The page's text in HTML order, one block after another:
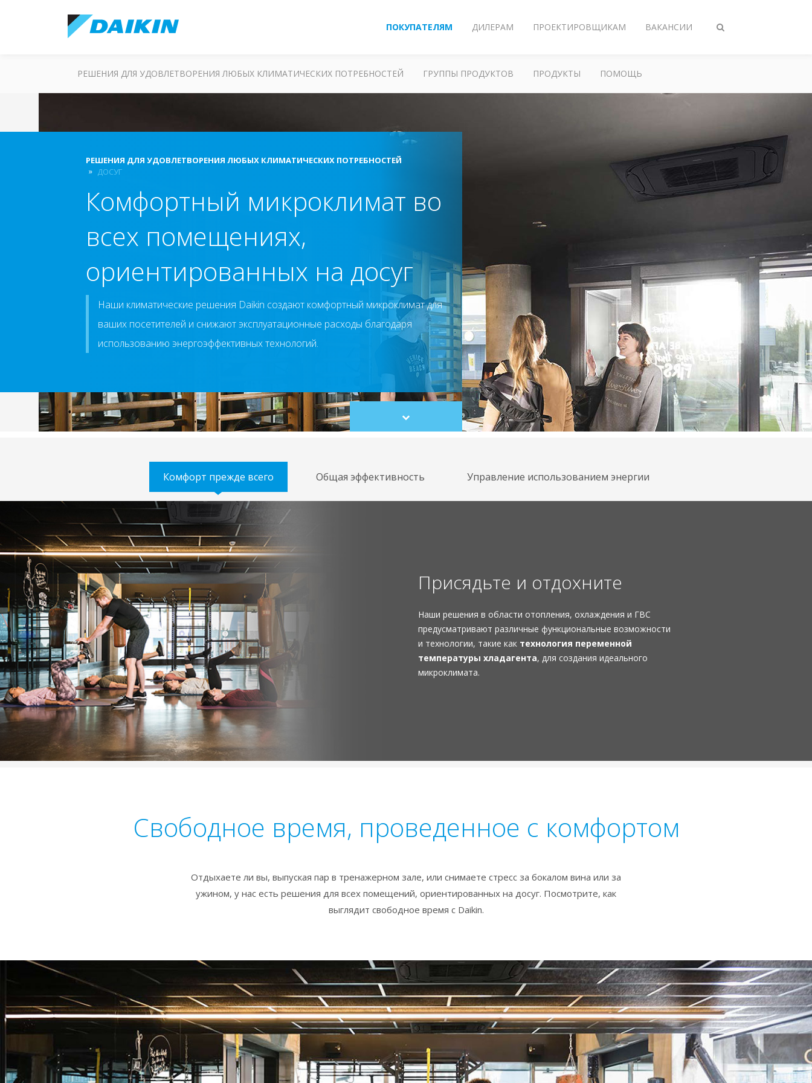
Переключить
ПОКУПАТЕЛЯМ ДИЛЕРАМ ПРОЕКТИРОВЩИКАМ ВАКАНСИИ
РЕШЕНИЯ ДЛЯ УДОВЛЕТВОРЕНИЯ ЛЮБЫХ КЛИМАТИЧЕСКИХ ПОТРЕБНОСТЕЙ ГРУППЫ ПРОДУКТОВ ПРОДУКТЫ ПОМОЩЬ
РЕШЕНИЯ ДЛЯ УДОВЛЕТВОРЕНИЯ ЛЮБЫХ КЛИМАТИЧЕСКИХ ПОТРЕБНОСТЕЙ
ДОСУГ
Комфортный микроклимат во
всех помещениях,
ориентированных на досуг
Наши климатические решения Daikin создают комфортный микроклимат для
ваших посетителей и снижают эксплуатационные расходы благодаря
использованию энергоэффективных технологий.
Scroll
to
Комфорт прежде всего Общая эффективность Управление использованием энергии
Присядьте и отдохните
Наши решения в области отопления, охлаждения и ГВС
предусматривают различные функциональные возможности
и технологии, такие как технология переменной
температуры хладагента, для создания идеального
микроклимата.
Свободное время, проведенное с комфортом
Отдыхаете ли вы, выпуская пар в тренажерном зале, или снимаете стресс за бокалом вина или за
ужином, у нас есть решения для всех помещений, ориентированных на досуг. Посмотрите, как
выглядит свободное время с Daikin.